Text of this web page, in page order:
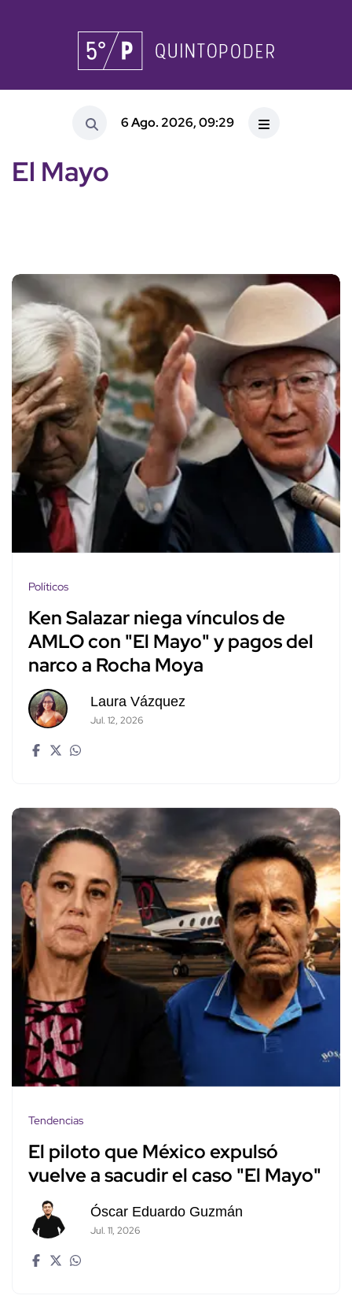
6 Ago. 2026, 09:29
El Mayo
Políticos
Ken Salazar niega vínculos de
AMLO con "El Mayo" y pagos del
narco a Rocha Moya
Laura Vázquez
Jul. 12, 2026
Tendencias
El piloto que México expulsó
vuelve a sacudir el caso "El Mayo"
Óscar Eduardo Guzmán
Jul. 11, 2026